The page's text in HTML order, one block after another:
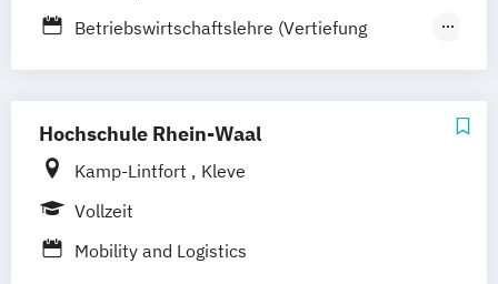
Betriebswirtschaftslehre (Vertiefung
Infrastrukturmanagement
Hochschule Rhein-Waal
Kamp-Lintfort
Kleve
Vollzeit
Mobility and Logistics